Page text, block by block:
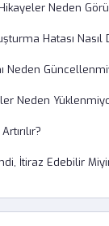
Neden
Hatası Nasıl
Neden
Neden
İtiraz Edebilir